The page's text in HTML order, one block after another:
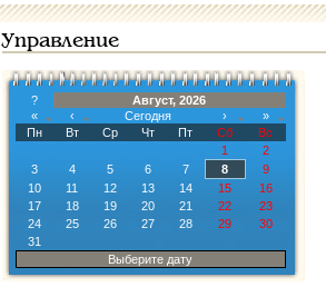
Управление
?
Август, 2026
«
‹ Сегодня ›
»
Пн
Вт Ср Чт Пт Сб
Вс
1
2
3
4 5 6 7 8
9
10
11 12 13 14 15
16
17
18 19 20 21 22
23
24
25 26 27 28 29
30
31
Выберите дату